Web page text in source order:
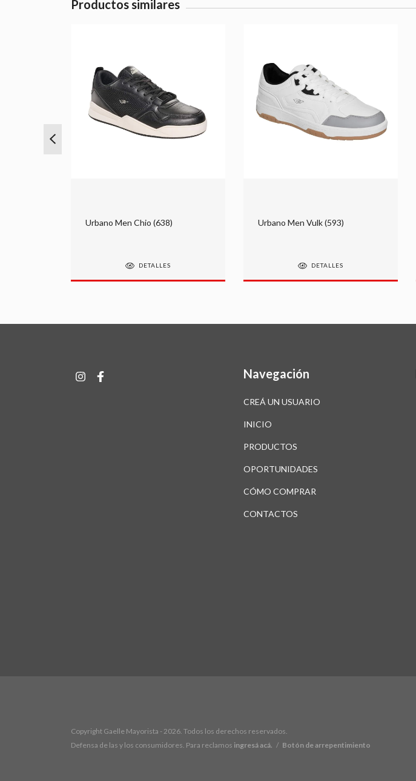
Productos similares
Urbano Men Chio (638)
DETALLES
Urbano Men Vulk (593)
DETALLES
Navegación
CREÁ UN USUARIO
INICIO
PRODUCTOS
OPORTUNIDADES
CÓMO COMPRAR
CONTACTOS
Copyright Gaelle Mayorista - 2026. Todos los derechos reservados.
Defensa de las y los consumidores. Para reclamos ingresá acá. / Botón de arrepentimiento